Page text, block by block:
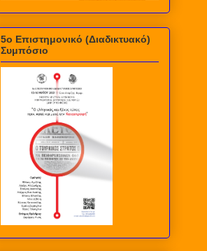
5ο Επιστημονικό (Διαδικτυακό)
Συμπόσιο